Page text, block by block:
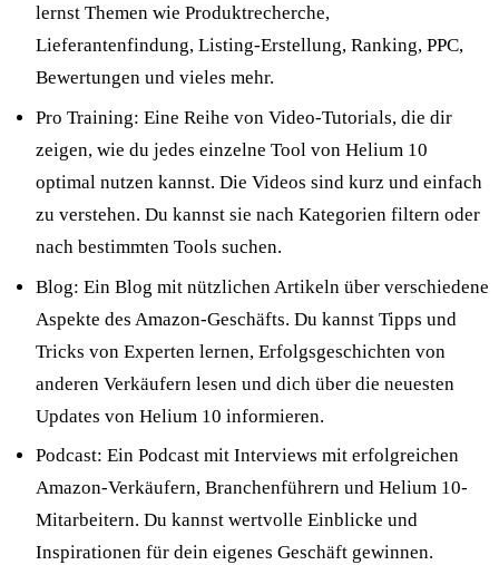
lernst Themen wie Produktrecherche,
Lieferantenfindung, Listing-Erstellung, Ranking, PPC,
Bewertungen und vieles mehr.
Pro Training: Eine Reihe von Video-Tutorials, die dir
zeigen, wie du jedes einzelne Tool von Helium 10
optimal nutzen kannst. Die Videos sind kurz und einfach
zu verstehen. Du kannst sie nach Kategorien filtern oder
nach bestimmten Tools suchen.
Blog: Ein Blog mit nützlichen Artikeln über verschiedene
Aspekte des Amazon-Geschäfts. Du kannst Tipps und
Tricks von Experten lernen, Erfolgsgeschichten von
anderen Verkäufern lesen und dich über die neuesten
Updates von Helium 10 informieren.
Podcast: Ein Podcast mit Interviews mit erfolgreichen
Amazon-Verkäufern, Branchenführern und Helium 10-
Mitarbeitern. Du kannst wertvolle Einblicke und
Inspirationen für dein eigenes Geschäft gewinnen.